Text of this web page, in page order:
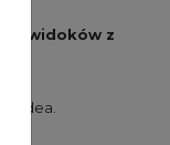
widoków z
videa.